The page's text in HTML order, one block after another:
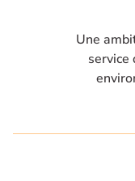
Une
service